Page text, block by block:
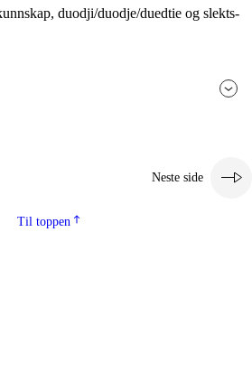
duodji/duodje/duedtie og slekts-
Neste side
Til toppen